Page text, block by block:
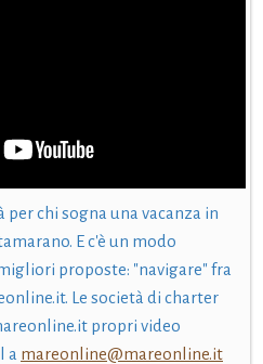
chi sogna una vacanza in
E c'è un modo
proposte: "navigare" fra
Le società di charter
propri video
a mareonline@mareonline.it